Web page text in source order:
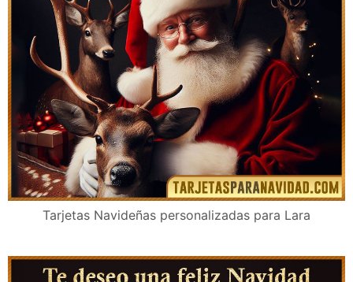
Tarjetas Navideñas personalizadas para Lara